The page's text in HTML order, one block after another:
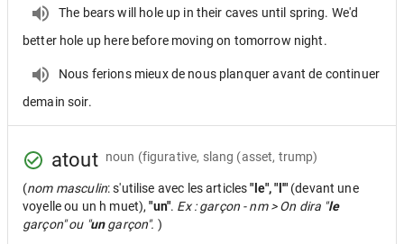
The bears will hole up in their caves until spring. We'd
better hole up here before moving on tomorrow night.
Nous ferions mieux de nous planquer avant de continuer
demain soir.
atout noun (figurative, slang (asset, trump)
(nom masculin: s'utilise avec les articles"le", "l'" (devant une
voyelle ou un h muet),"un". Ex : garçon - nm > On dira "le
garçon" ou "ungarçon". )